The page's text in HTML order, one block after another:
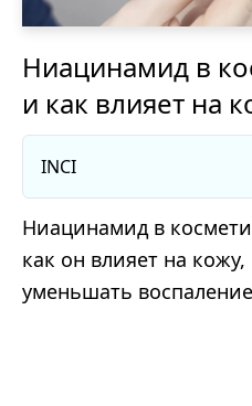
Ниацинамид в
и как влияет на
INCI
Ниацинамид в
как он влияет на
уменьшать